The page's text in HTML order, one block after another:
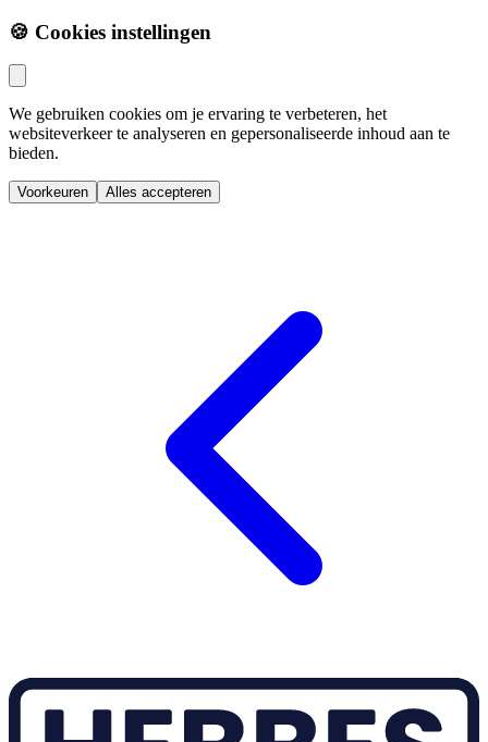
🍪 Cookies instellingen
We gebruiken cookies om je ervaring te verbeteren, het
websiteverkeer te analyseren en gepersonaliseerde inhoud aan te
bieden.
Voorkeuren Alles accepteren